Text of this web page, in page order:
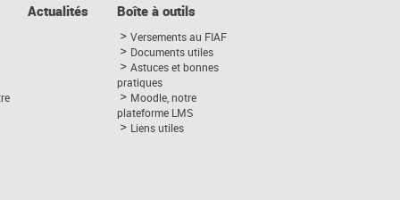
Actualités Boîte à outils
Versements au FIAF
Documents utiles
Astuces et bonnes
pratiques
Moodle, notre
plateforme LMS
Liens utiles